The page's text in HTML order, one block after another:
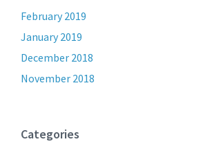
February 2019
January 2019
December 2018
November 2018
Categories